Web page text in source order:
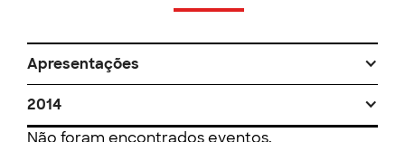
Apresentações
2014
Não foram encontrados eventos.